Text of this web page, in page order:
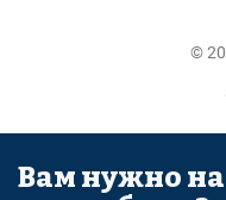
©
Вам нужно